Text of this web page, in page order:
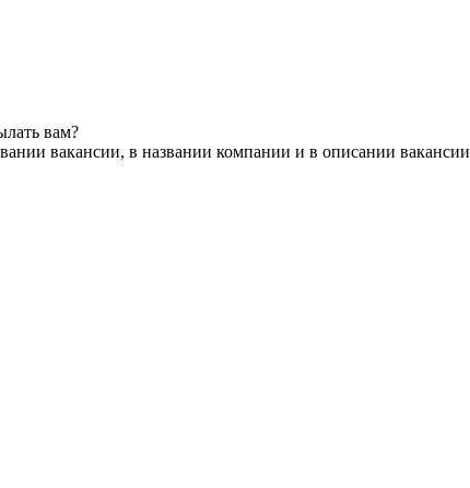
вам?
вакансии, в названии компании и в описании вакансии